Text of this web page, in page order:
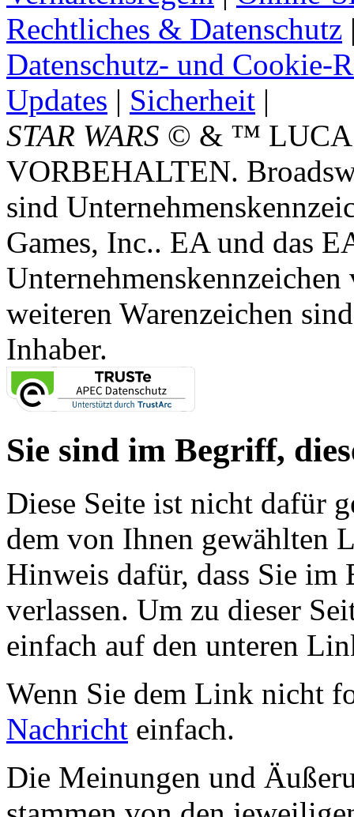
Rechtliches & Datenschutz
Datenschutz- und Cookie-
Updates | Sicherheit |
STAR WARS © & ™
VORBEHALTEN.
sind
Games, Inc.. EA und das
weiteren Warenzeichen
Inhaber.
Sie sind im Begriff,
Diese Seite ist nicht dafür
dem von Ihnen gewählten
Hinweis dafür, dass Sie im
verlassen. Um zu dieser
einfach auf den unteren
Wenn Sie dem Link nicht
Nachricht einfach.
Die Meinungen und